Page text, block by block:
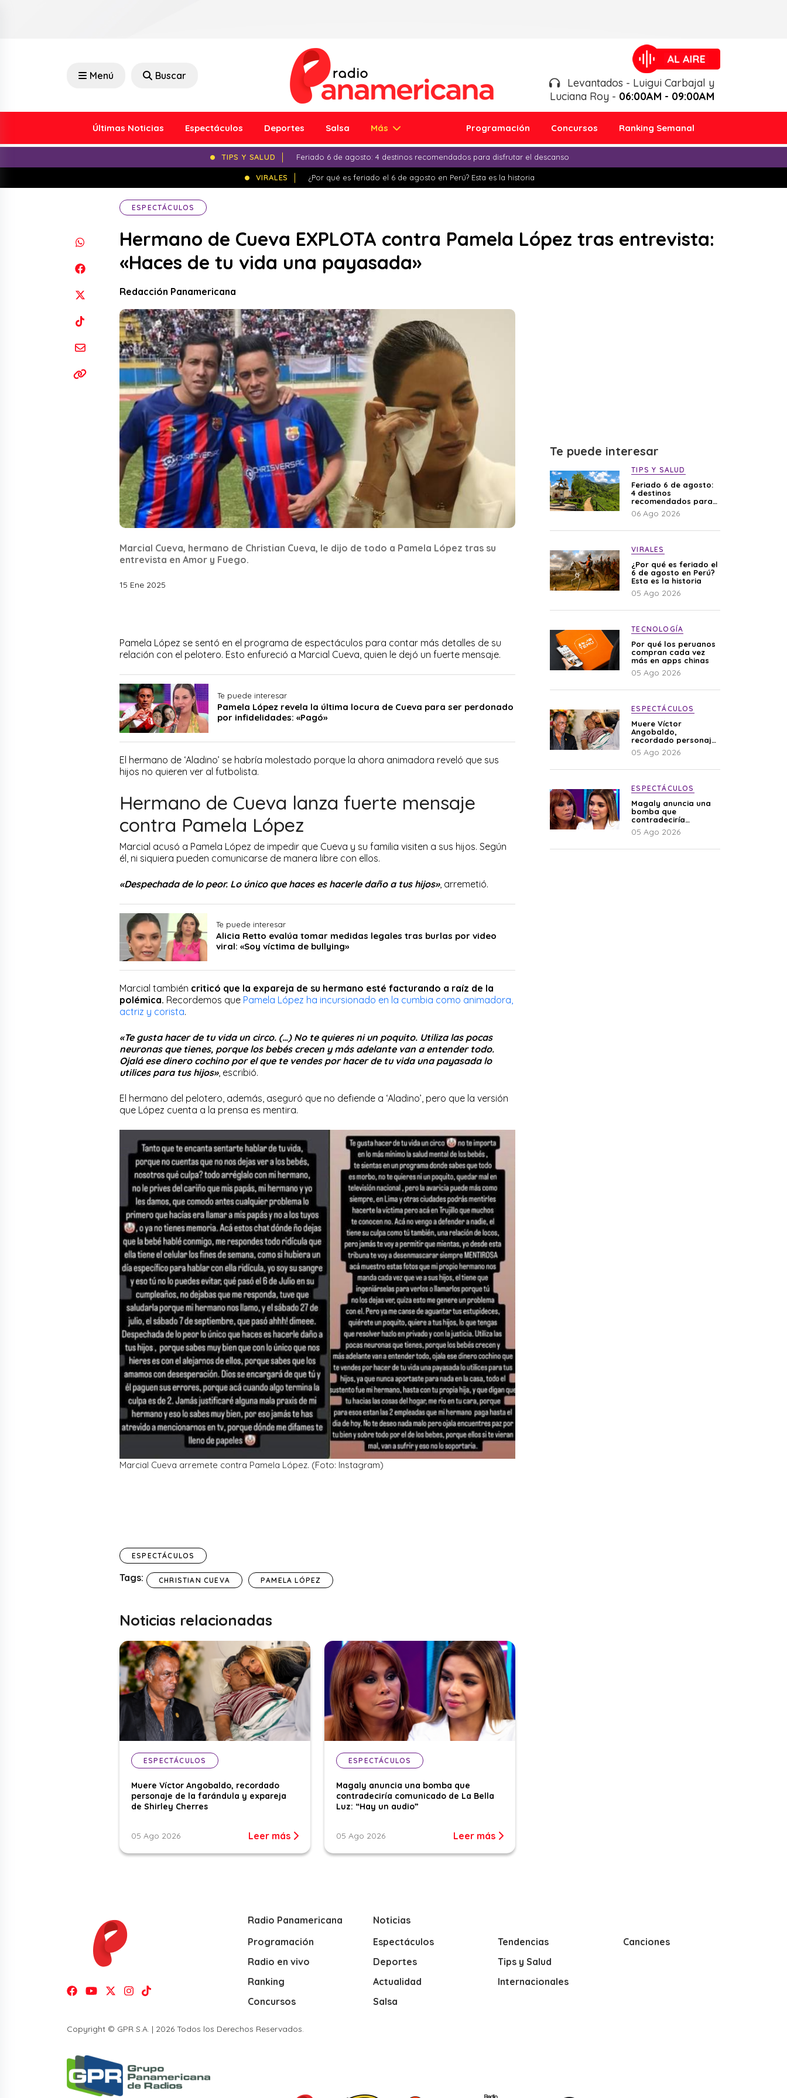
Menú Buscar
Levantados - Luigui Carbajal y
Luciana Roy - 06:00AM - 09:00AM
Últimas Noticias Espectáculos Deportes Salsa Más Programación Concursos Ranking Semanal
TIPS Y SALUD Feriado 6 de agosto: 4 destinos recomendados para disfrutar el descanso
VIRALES ¿Por qué es feriado el 6 de agosto en Perú? Esta es la historia
ESPECTÁCULOS
Hermano de Cueva EXPLOTA contra Pamela López tras entrevista:
«Haces de tu vida una payasada»
Redacción Panamericana
Marcial Cueva, hermano de Christian Cueva, le dijo de todo a Pamela López tras su
entrevista en Amor y Fuego.
15 Ene 2025
Pamela López se sentó en el programa de espectáculos para contar más detalles de su
relación con el pelotero. Esto enfureció a Marcial Cueva, quien le dejó un fuerte mensaje.
Te puede interesar
Pamela López revela la última locura de Cueva para ser perdonado
por infidelidades: «Pagó»
El hermano de ‘Aladino’ se habría molestado porque la ahora animadora reveló que sus
hijos no quieren ver al futbolista.
Hermano de Cueva lanza fuerte mensaje
contra Pamela López
Marcial acusó a Pamela López de impedir que Cueva y su familia visiten a sus hijos. Según
él, ni siquiera pueden comunicarse de manera libre con ellos.
«Despechada de lo peor. Lo único que haces es hacerle daño a tus hijos», arremetió.
Te puede interesar
Alicia Retto evalúa tomar medidas legales tras burlas por video
viral: «Soy víctima de bullying»
Marcial también criticó que la expareja de su hermano esté facturando a raíz de la
polémica. Recordemos que Pamela López ha incursionado en la cumbia como animadora,
actriz y corista.
«Te gusta hacer de tu vida un circo. (…) No te quieres ni un poquito. Utiliza las pocas
neuronas que tienes, porque los bebés crecen y más adelante van a entender todo.
Ojalá ese dinero cochino por el que te vendes por hacer de tu vida una payasada lo
utilices para tus hijos», escribió.
El hermano del pelotero, además, aseguró que no defiende a ‘Aladino’, pero que la versión
que López cuenta a la prensa es mentira.
Marcial Cueva arremete contra Pamela López. (Foto: Instagram)
ESPECTÁCULOS
Tags: CHRISTIAN CUEVA PAMELA LÓPEZ
Noticias relacionadas
ESPECTÁCULOS
Muere Víctor Angobaldo, recordado
personaje de la farándula y expareja
de Shirley Cherres
05 Ago 2026 Leer más
ESPECTÁCULOS
Magaly anuncia una bomba que
contradeciría comunicado de La Bella
Luz: “Hay un audio”
05 Ago 2026 Leer más
Te puede interesar
TIPS Y SALUD
Feriado 6 de agosto:
4 destinos
recomendados para
disfrutar el descanso
06 Ago 2026
VIRALES
¿Por qué es feriado el
6 de agosto en Perú?
Esta es la historia
05 Ago 2026
TECNOLOGÍA
Por qué los peruanos
compran cada vez
más en apps chinas
05 Ago 2026
ESPECTÁCULOS
Muere Víctor
Angobaldo,
recordado personaje
de la farándula y
expareja de Shirley
05 Ago 2026
ESPECTÁCULOS
Magaly anuncia una
bomba que
contradeciría
comunicado de La
Bella Luz: “Hay un
05 Ago 2026
Radio Panamericana
Programación
Radio en vivo
Ranking
Concursos
Noticias
Espectáculos
Deportes
Actualidad
Salsa
Tendencias
Tips y Salud
Internacionales
Canciones
Copyright © GPR S.A. | 2026 Todos los Derechos Reservados.